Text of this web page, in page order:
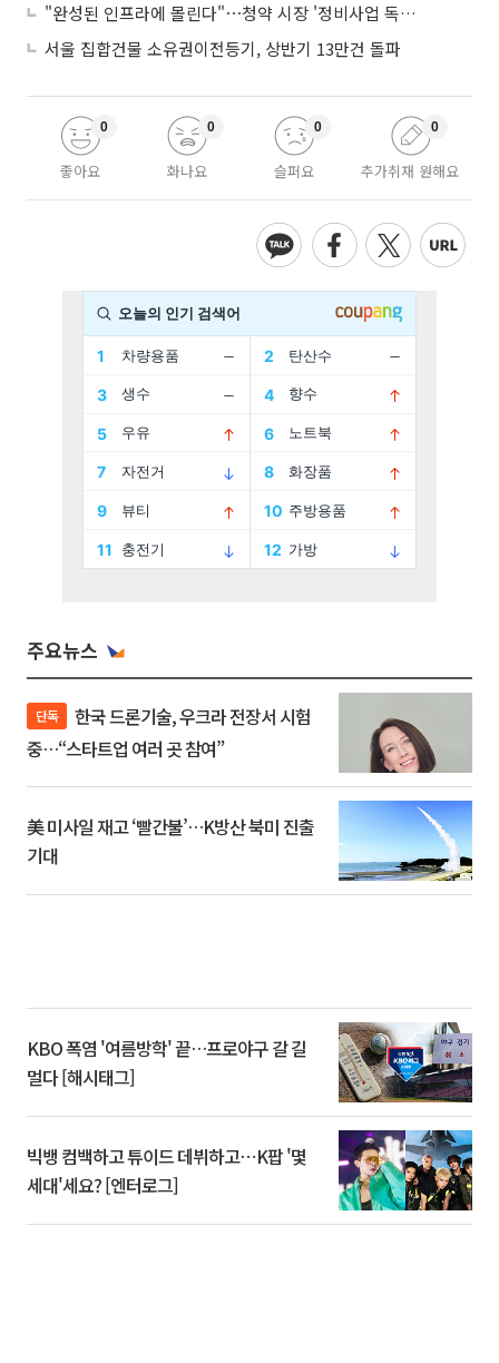
"완성된 인프라에 몰린다"⋯청약 시장 '정비사업 독주' 42배 격차
서울 집합건물 소유권이전등기, 상반기 13만건 돌파
좋아요
0
화나요
0
슬퍼요
0
추가취재 원해요
0
주요뉴스
단독
중…“스타트업 여러 곳 참여”
美 미사일 재고 ‘빨간불’…K방산 북미 진출
기대
KBO 폭염 '여름방학' 끝…프로야구 갈 길
멀다 [해시태그]
빅뱅 컴백하고 튜이드 데뷔하고⋯K팝 '몇
세대'세요? [엔터로그]